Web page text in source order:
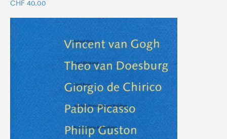
CHF 40.00